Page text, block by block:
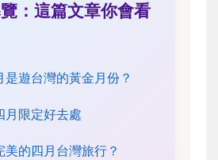
：這篇文章你會看
是遊台灣的黃金月份？
月限定好去處
美的四月台灣旅行？